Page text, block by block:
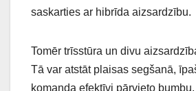
saskarties ar hibrīda aizsardzību.
Tomēr trīsstūra un divu
Tā var atstāt plaisas segšanā,
komanda efektīvi pārvieto